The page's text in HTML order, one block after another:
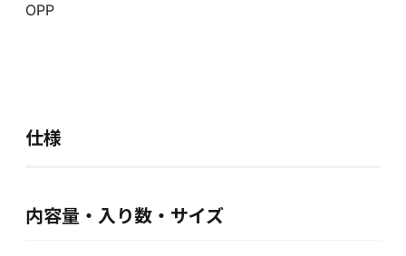
OPP
仕様
内容量・入り数・サイズ